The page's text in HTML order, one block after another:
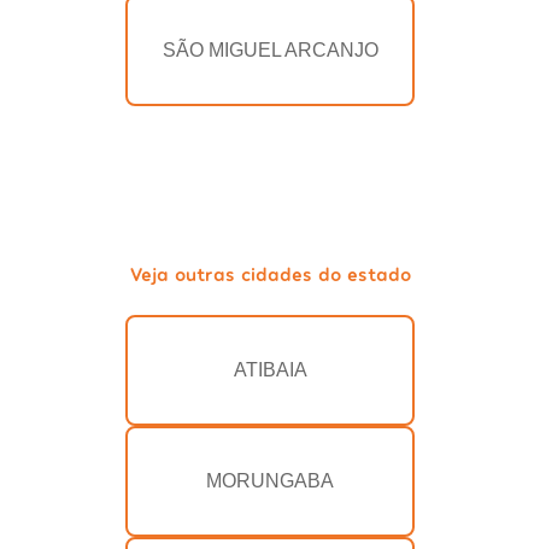
SÃO MIGUEL ARCANJO
Veja outras cidades do estado
ATIBAIA
MORUNGABA